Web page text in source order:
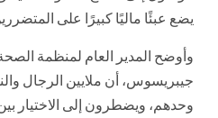
يضع عبئًا ماليًا كبيرًا على
وأوضح المدير العام لمنظمة
جيبريسوس، أن ملايين الرجال
وحدهم، ويضطرون إلى الاختيار بين